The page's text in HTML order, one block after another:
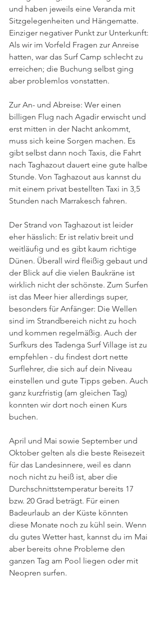
und haben jeweils eine Veranda mit
Sitzgelegenheiten und Hängematte.
Einziger negativer Punkt zur Unterkunft:
Als wir im Vorfeld Fragen zur Anreise
hatten, war das Surf Camp schlecht zu
erreichen; die Buchung selbst ging
aber problemlos vonstatten.
Zur An- und Abreise: Wer einen
billigen Flug nach Agadir erwischt und
erst mitten in der Nacht ankommt,
muss sich keine Sorgen machen. Es
gibt selbst dann noch Taxis, die Fahrt
nach Taghazout dauert eine gute halbe
Stunde. Von Taghazout aus kannst du
mit einem privat bestellten Taxi in 3,5
Stunden nach Marrakesch fahren.
Der Strand von Taghazout ist leider
eher hässlich: Er ist relativ breit und
weitläufig und es gibt kaum richtige
Dünen. Überall wird fleißig gebaut und
der Blick auf die vielen Baukräne ist
wirklich nicht der schönste. Zum Surfen
ist das Meer hier allerdings super,
besonders für Anfänger: Die Wellen
sind im Strandbereich nicht zu hoch
und kommen regelmäßig. Auch der
Surfkurs des Tadenga Surf Village ist zu
empfehlen - du findest dort nette
Surflehrer, die sich auf dein Niveau
einstellen und gute Tipps geben. Auch
ganz kurzfristig (am gleichen Tag)
konnten wir dort noch einen Kurs
buchen.
April und Mai sowie September und
Oktober gelten als die beste Reisezeit
für das Landesinnere, weil es dann
noch nicht zu heiß ist, aber die
Durchschnittstemperatur bereits 17
bzw. 20 Grad beträgt. Für einen
Badeurlaub an der Küste könnten
diese Monate noch zu kühl sein. Wenn
du gutes Wetter hast, kannst du im Mai
aber bereits ohne Probleme den
ganzen Tag am Pool liegen oder mit
Neopren surfen.